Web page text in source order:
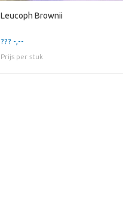
Leucoph Brownii
??? -,--
Prijs per stuk